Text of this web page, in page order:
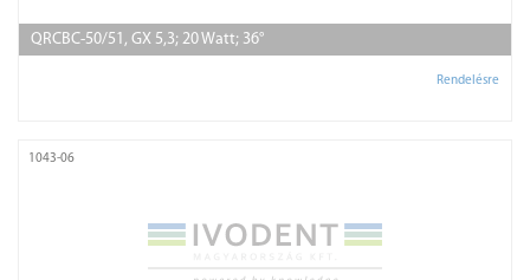
QRCBC-50/51, GX 5,3; 20 Watt; 36°
Rendelésre
1043-06